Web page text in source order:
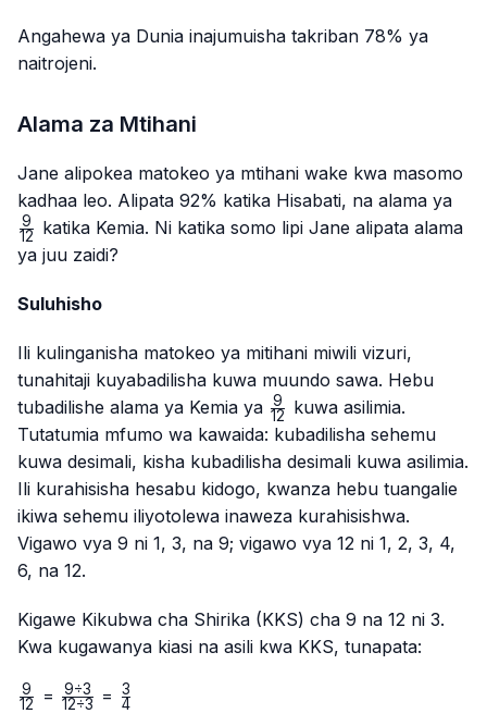
Angahewa ya Dunia inajumuisha takriban 78% ya
naitrojeni.
Alama za Mtihani
Jane alipokea matokeo ya mtihani wake kwa masomo
kadhaa leo. Alipata 92% katika Hisabati, na alama ya
12
9
katika Kemia. Ni katika somo lipi Jane alipata alama
ya juu zaidi?
Suluhisho
Ili kulinganisha matokeo ya mitihani miwili vizuri,
tunahitaji kuyabadilisha kuwa muundo sawa. Hebu
tubadilishe alama ya Kemia ya \frac{9}
{12}
12
9
kuwa asilimia.
Tutatumia mfumo wa kawaida: kubadilisha sehemu
kuwa desimali, kisha kubadilisha desimali kuwa asilimia.
Ili kurahisisha hesabu kidogo, kwanza hebu tuangalie
ikiwa sehemu iliyotolewa inaweza kurahisishwa.
Vigawo vya 9 ni 1, 3, na 9; vigawo vya 12 ni 1, 2, 3, 4,
6, na 12.
Kigawe Kikubwa cha Shirika (KKS) cha 9 na 12 ni 3.
Kwa kugawanya kiasi na asili kwa KKS, tunapata:
\frac{9}
12
9 = \frac{9
12÷3
9÷3 = \frac{3}
4
3